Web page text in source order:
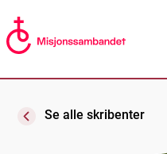
Se alle skribenter